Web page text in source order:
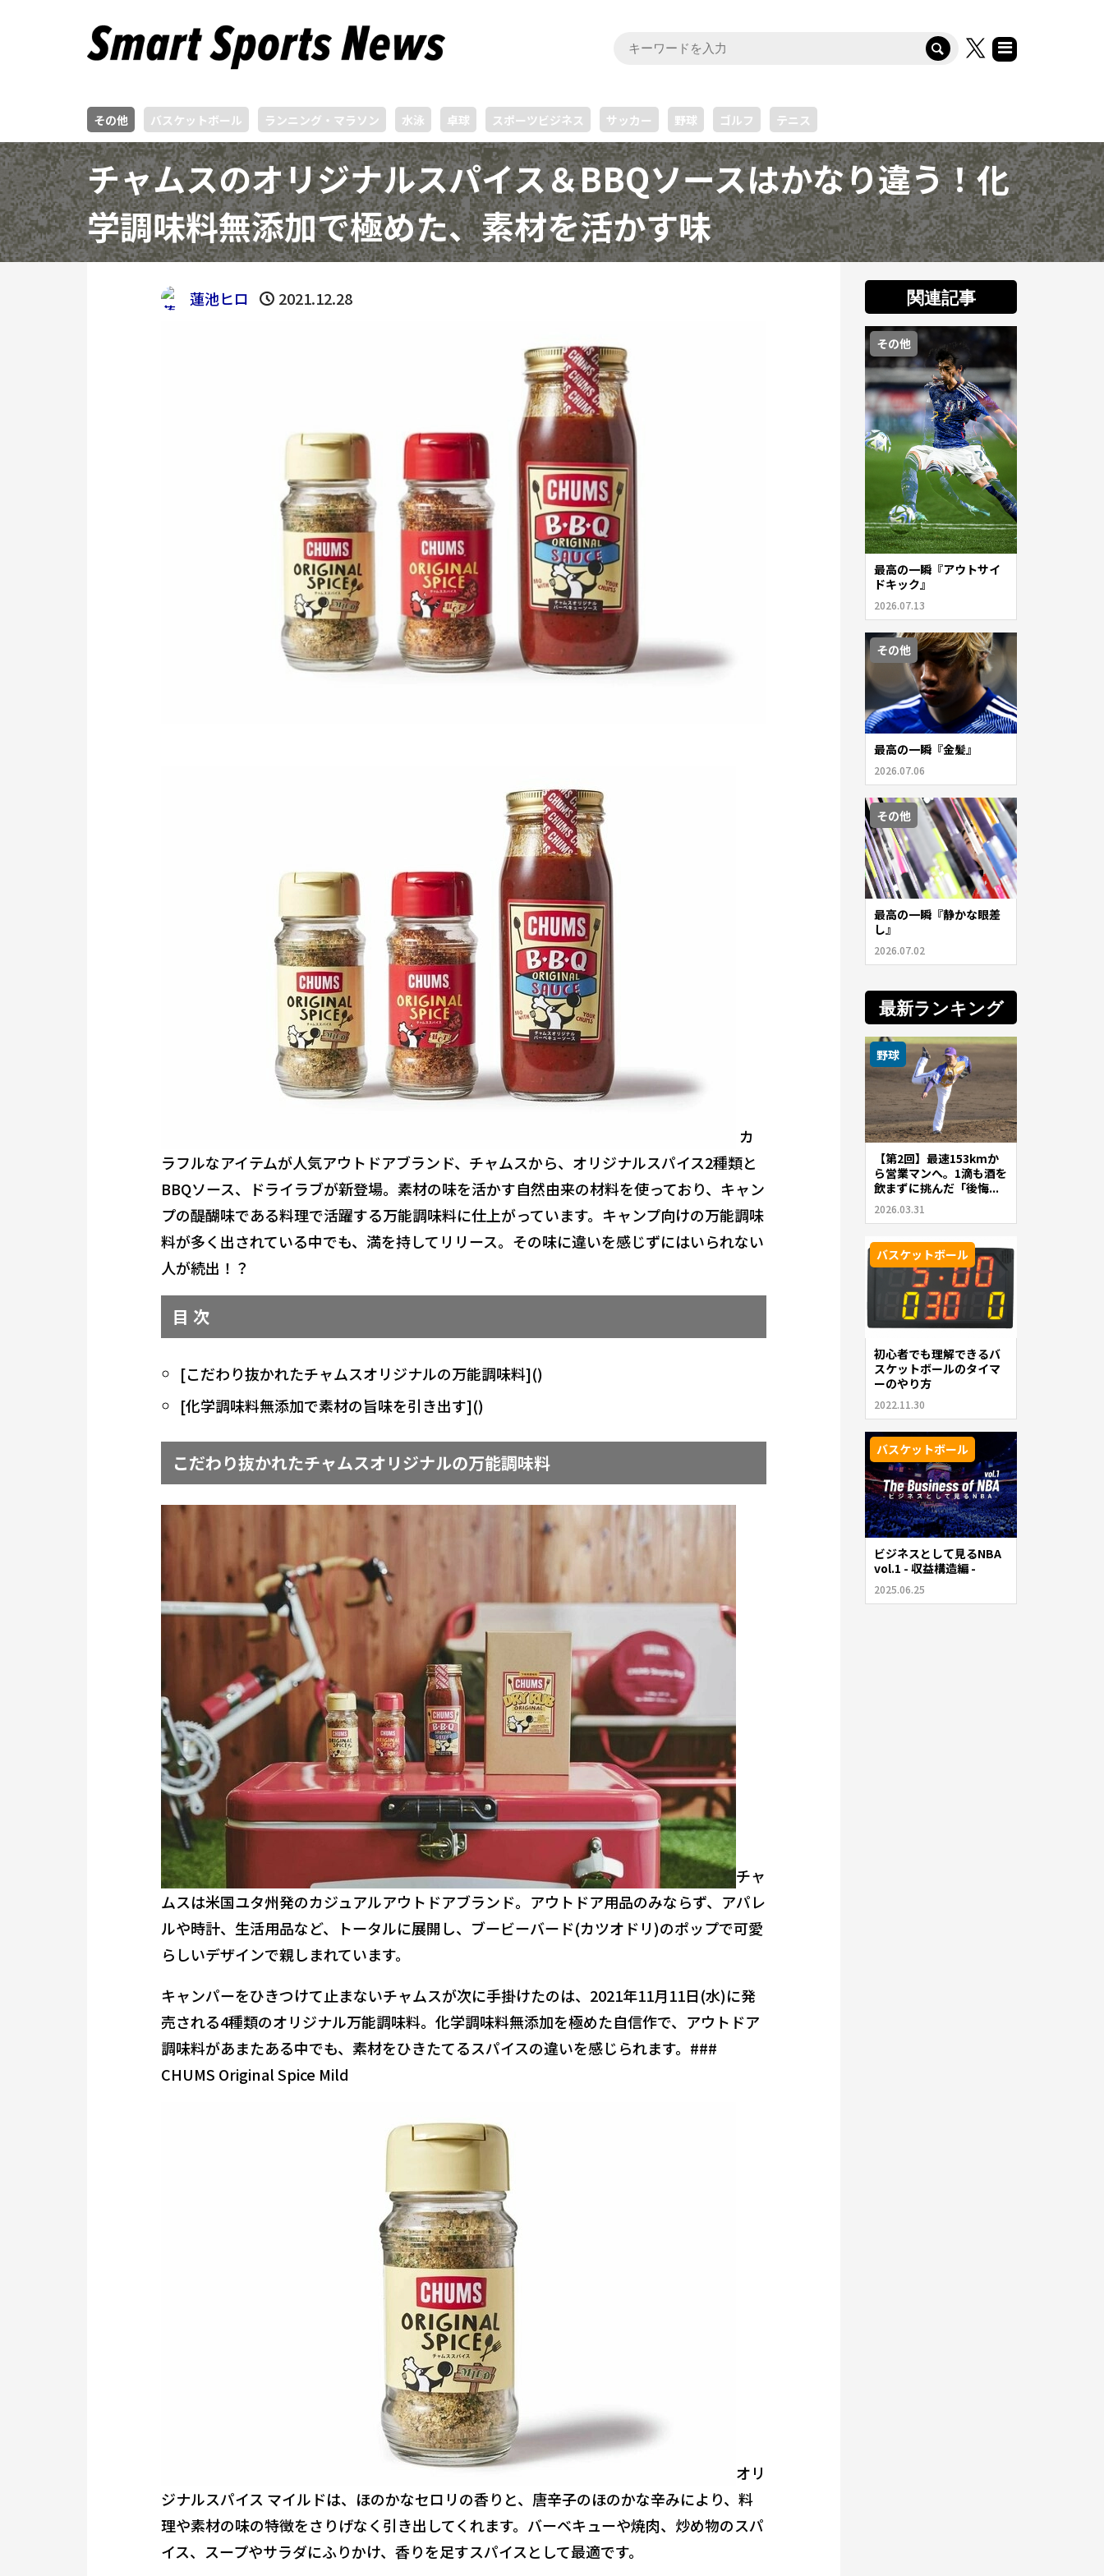
その他 バスケットボール ランニング・マラソン 水泳 卓球 スポーツビジネス サッカー 野球 ゴルフ テニス
チャムスのオリジナルスパイス＆BBQソースはかなり違う！化
学調味料無添加で極めた、素材を活かす味
蓮池ヒロ 2021.12.28
カ
ラフルなアイテムが人気アウトドアブランド、チャムスから、オリジナルスパイス2種類と
BBQソース、ドライラブが新登場。素材の味を活かす自然由来の材料を使っており、キャン
プの醍醐味である料理で活躍する万能調味料に仕上がっています。キャンプ向けの万能調味
料が多く出されている中でも、満を持してリリース。その味に違いを感じずにはいられない
人が続出！？
目 次
[こだわり抜かれたチャムスオリジナルの万能調味料]()
[化学調味料無添加で素材の旨味を引き出す]()
こだわり抜かれたチャムスオリジナルの万能調味料
チャ
ムスは米国ユタ州発のカジュアルアウトドアブランド。アウトドア用品のみならず、アパレ
ルや時計、生活用品など、トータルに展開し、ブービーバード(カツオドリ)のポップで可愛
らしいデザインで親しまれています。
キャンパーをひきつけて止まないチャムスが次に手掛けたのは、2021年11月11日(水)に発
売される4種類のオリジナル万能調味料。化学調味料無添加を極めた自信作で、アウトドア
調味料があまたある中でも、素材をひきたてるスパイスの違いを感じられます。###
CHUMS Original Spice Mild
オリ
ジナルスパイス マイルドは、ほのかなセロリの香りと、唐辛子のほのかな辛みにより、料
理や素材の味の特徴をさりげなく引き出してくれます。バーベキューや焼肉、炒め物のスパ
イス、スープやサラダにふりかけ、香りを足すスパイスとして最適です。
関連記事
その他
最高の一瞬『アウトサイ
ドキック』
2026.07.13
その他
最高の一瞬『金髪』
2026.07.06
その他
最高の一瞬『静かな眼差
し』
2026.07.02
最新ランキング
野球
【第2回】最速153kmか
ら営業マンへ。1滴も酒を
飲まずに挑んだ「後悔...
2026.03.31
バスケットボール
初心者でも理解できるバ
スケットボールのタイマ
ーのやり方
2022.11.30
バスケットボール
ビジネスとして見るNBA
vol.1 - 収益構造編 -
2025.06.25